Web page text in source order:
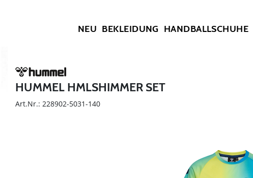
NEU BEKLEIDUNG HANDBALLSCHUHE
HUMMEL HMLSHIMMER SET
Art.Nr.: 228902-5031-140